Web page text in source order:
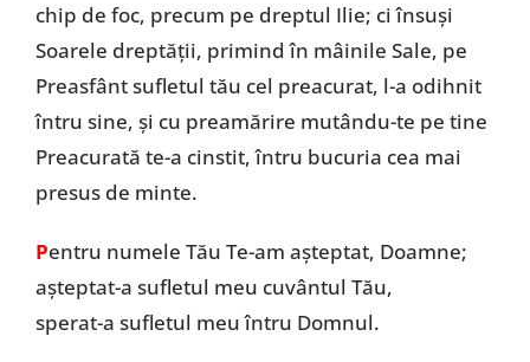
chip de foc, precum pe dreptul Ilie; ci însuși
Soarele dreptății, primind în mâinile Sale, pe
Preasfânt sufletul tău cel preacurat, l-a odihnit
întru sine, și cu preamărire mutându-te pe tine
Preacurată te-a cinstit, întru bucuria cea mai
presus de minte.
Pentru numele Tău Te-am așteptat, Doamne;
așteptat-a sufletul meu cuvântul Tău,
sperat-a sufletul meu întru Domnul.